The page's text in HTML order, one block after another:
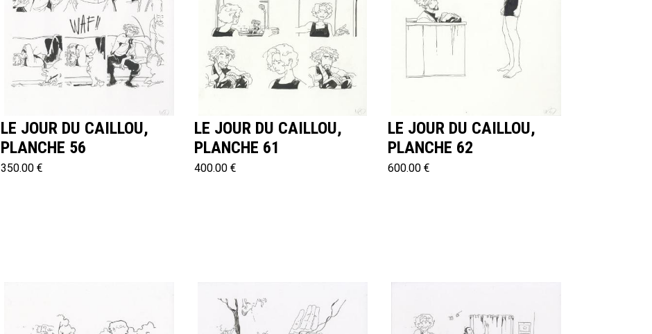
LE JOUR DU CAILLOU,
PLANCHE 56
350.00 €
LE JOUR DU CAILLOU,
PLANCHE 61
400.00 €
LE JOUR DU CAILLOU,
PLANCHE 62
600.00 €